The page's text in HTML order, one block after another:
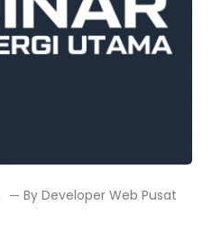
ByDeveloper Web Pusat